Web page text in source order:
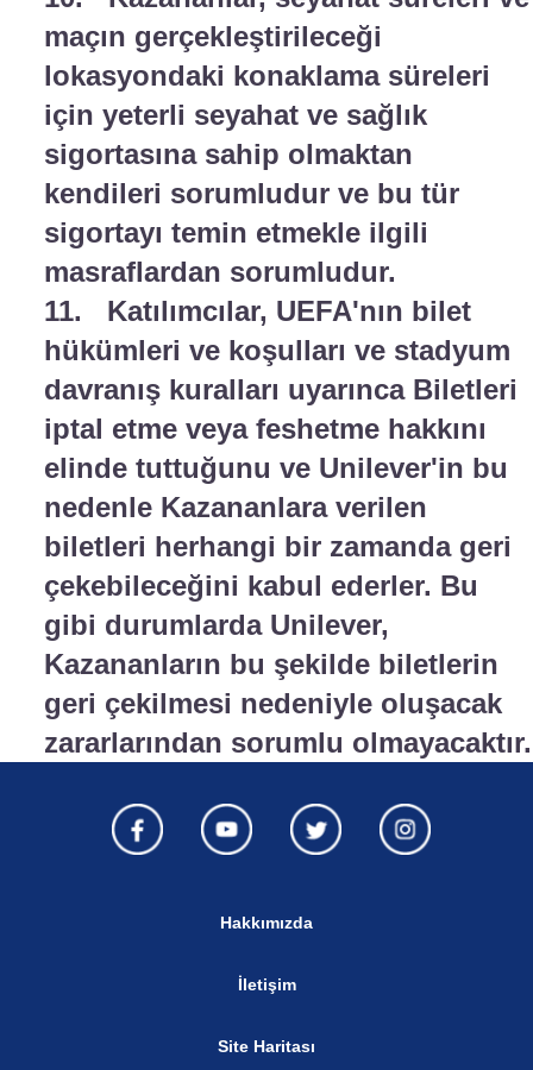
maçın gerçekleştirileceği
lokasyondaki konaklama süreleri
için yeterli seyahat ve sağlık
sigortasına sahip olmaktan
kendileri sorumludur ve bu tür
sigortayı temin etmekle ilgili
masraflardan sorumludur.
11. Katılımcılar, UEFA'nın bilet
hükümleri ve koşulları ve stadyum
davranış kuralları uyarınca Biletleri
iptal etme veya feshetme hakkını
elinde tuttuğunu ve Unilever'in bu
nedenle Kazananlara verilen
biletleri herhangi bir zamanda geri
çekebileceğini kabul ederler. Bu
gibi durumlarda Unilever,
Kazananların bu şekilde biletlerin
geri çekilmesi nedeniyle oluşacak
zararlarından sorumlu olmayacaktır.
Hakkımızda
İletişim
Site Haritası